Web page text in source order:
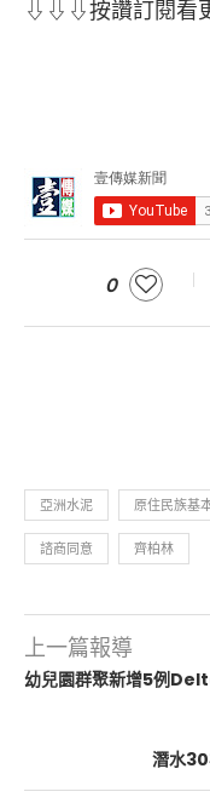
⇩⇩⇩按讚訂閱
0
亞洲水泥 原住民族基
諮商同意 齊柏林
上一篇報導
幼兒園群聚新增5例
潛水